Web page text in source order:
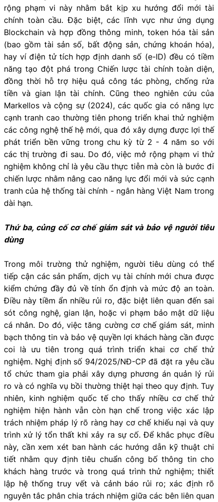
rộng phạm vi này nhằm bắt kịp xu hướng đổi mới tài
chính toàn cầu. Đặc biệt, các lĩnh vực như ứng dụng
Blockchain và hợp đồng thông minh, token hóa tài sản
(bao gồm tài sản số, bất động sản, chứng khoán hóa),
hay ví điện tử tích hợp định danh số (e-ID) đều có tiềm
năng tạo đột phá trong Chiến lược tài chính toàn diện,
đồng thời hỗ trợ hiệu quả công tác phòng, chống rửa
tiền và gian lận tài chính. Cũng theo nghiên cứu của
Markellos và cộng sự (2024), các quốc gia có năng lực
cạnh tranh cao thường tiên phong triển khai thử nghiệm
các công nghệ thế hệ mới, qua đó xây dựng được lợi thế
phát triển bền vững trong chu kỳ từ 2 - 4 năm so với
các thị trường đi sau. Do đó, việc mở rộng phạm vi thử
nghiệm không chỉ là yêu cầu thực tiễn mà còn là bước đi
chiến lược nhằm nâng cao năng lực đổi mới và sức cạnh
tranh của hệ thống tài chính - ngân hàng Việt Nam trong
dài hạn.
Thứ ba, củng cố cơ chế giám sát và bảo vệ người tiêu
dùng
Trong môi trường thử nghiệm, người tiêu dùng có thể
tiếp cận các sản phẩm, dịch vụ tài chính mới chưa được
kiểm chứng đầy đủ về tính ổn định và mức độ an toàn.
Điều này tiềm ẩn nhiều rủi ro, đặc biệt liên quan đến sai
sót công nghệ, gian lận, hoặc vi phạm bảo mật dữ liệu
cá nhân. Do đó, việc tăng cường cơ chế giám sát, minh
bạch thông tin và bảo vệ quyền lợi khách hàng cần được
coi là ưu tiên trong quá trình triển khai cơ chế thử
nghiệm. Nghị định số 94/2025/NĐ-CP đã đặt ra yêu cầu
tổ chức tham gia phải xây dựng phương án quản lý rủi
ro và có nghĩa vụ bồi thường thiệt hại theo quy định. Tuy
nhiên, kinh nghiệm quốc tế cho thấy nhiều cơ chế thử
nghiệm hiện hành vẫn còn hạn chế trong việc xác lập
trách nhiệm pháp lý rõ ràng hay cơ chế khiếu nại và quy
trình xử lý tổn thất khi xảy ra sự cố. Để khắc phục điều
này, cần xem xét ban hành các hướng dẫn kỹ thuật chi
tiết nhằm quy định tiêu chuẩn công bố thông tin cho
khách hàng trước và trong quá trình thử nghiệm; thiết
lập hệ thống truy vết và cảnh báo rủi ro; xác định rõ
nguyên tắc phân chia trách nhiệm giữa các bên liên quan